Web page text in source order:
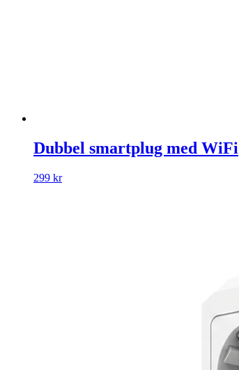
Dubbel smartplug med WiFi
299 kr